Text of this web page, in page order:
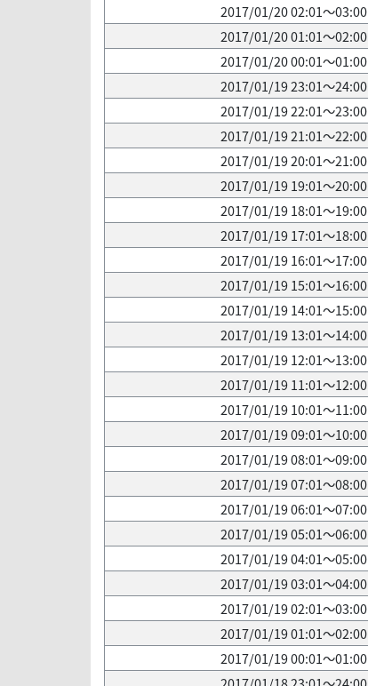
2017/01/20 02:01～03:00
2017/01/20 01:01～02:00
2017/01/20 00:01～01:00
2017/01/19 23:01～24:00
2017/01/19 22:01～23:00
2017/01/19 21:01～22:00
2017/01/19 20:01～21:00
2017/01/19 19:01～20:00
2017/01/19 18:01～19:00
2017/01/19 17:01～18:00
2017/01/19 16:01～17:00
2017/01/19 15:01～16:00
2017/01/19 14:01～15:00
2017/01/19 13:01～14:00
2017/01/19 12:01～13:00
2017/01/19 11:01～12:00
2017/01/19 10:01～11:00
2017/01/19 09:01～10:00
2017/01/19 08:01～09:00
2017/01/19 07:01～08:00
2017/01/19 06:01～07:00
2017/01/19 05:01～06:00
2017/01/19 04:01～05:00
2017/01/19 03:01～04:00
2017/01/19 02:01～03:00
2017/01/19 01:01～02:00
2017/01/19 00:01～01:00